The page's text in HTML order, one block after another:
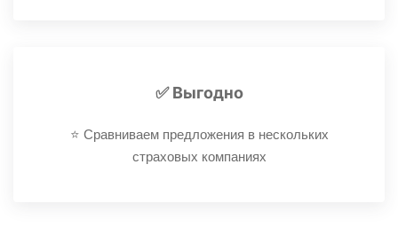
✅ Выгодно
⭐️ Сравниваем предложения в нескольких
страховых компаниях